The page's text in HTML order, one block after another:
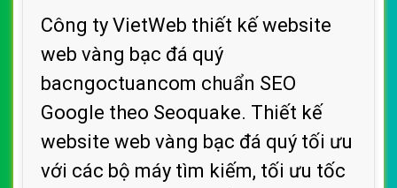
Công ty VietWeb thiết kế website
web vàng bạc đá quý
bacngoctuancom chuẩn SEO
Google theo Seoquake. Thiết kế
website web vàng bạc đá quý tối ưu
với các bộ máy tìm kiếm, tối ưu tốc